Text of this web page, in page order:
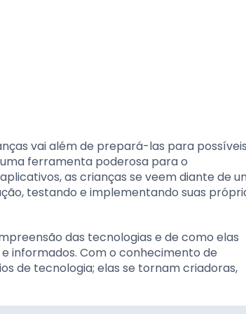
vai além de prepará-las para possíveis
ferramenta poderosa para o
as crianças se veem diante de
testando e implementando suas
das tecnologias e de como elas
informados. Com o conhecimento de
de tecnologia; elas se tornam criadoras,